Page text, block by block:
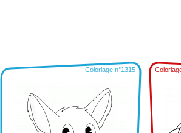
Coloriage n°1315